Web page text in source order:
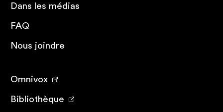
Dans les médias
FAQ
Nous joindre
Omnivox
Bibliothèque